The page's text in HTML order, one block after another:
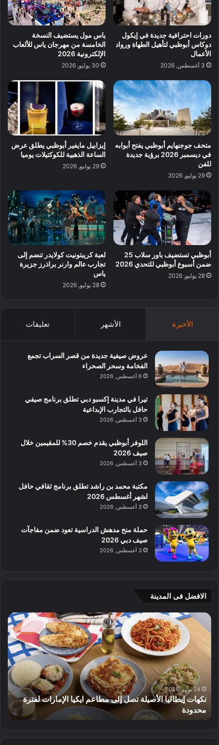
دورات احترافية جديدة في إيكول
دوكاس أبوظبي لتأهيل الطهاة ورواد
الأعمال
3 أغسطس, 2026
ياس مول يستضيف النسخة
الخامسة من مهرجان ياس للألعاب
الإلكترونية 2026
30 يوليو, 2026
متحف جوجنهايم أبوظبي يفتح أبوابه
في ديسمبر 2026 برؤية جديدة
للفن
29 يوليو, 2026
إيزابيل مايفير أبوظبي يطلق عرض
الساعة الذهبية للكوكتيلات يوميا
29 يوليو, 2026
أبوظبي تستضيف باور سلاب 25
ضمن أسبوع أبوظبي للتحدي 2026
28 يوليو, 2026
لعبة كريبتونيت كولايدر تنضم إلى
تجارب عالم وارنر براذرز جزيرة
ياس
28 يوليو, 2026
الأخيرة الأشهر تعليقات
عروض صيفية جديدة من قصر السراب تجمع
الفخامة وسحر الصحراء
6 أغسطس, 2026
تيرا في مدينة إكسبو دبي تطلق برنامج صيفي
حافل بالتجارب الإبداعية
3 أغسطس, 2026
اللوفر أبوظبي يقدم خصم 30% للمقيمين خلال
صيف 2026
3 أغسطس, 2026
مكتبة محمد بن راشد تطلق برنامج ثقافي حافل
لشهر أغسطس 2026
3 أغسطس, 2026
حملة منح مدهش الدراسية تعود ضمن مفاجآت
صيف دبي 2026
3 أغسطس, 2026
الافضل فى المدينة
الإمارات لفترة
ي
أ
م
ج
ي
ه
و
م
ق
8 يوليو, 2026
الأثاث